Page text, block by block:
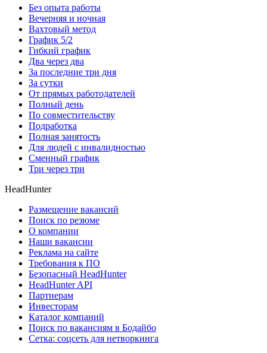
Без опыта работы
Вечерняя и ночная
Вахтовый метод
График 5/2
Гибкий график
Два через два
За последние три дня
За сутки
От прямых работодателей
Полный день
По совместительству
Подработка
Полная занятость
Для людей с инвалидностью
Сменный график
Три через три
HeadHunter
Размещение вакансий
Поиск по резюме
О компании
Наши вакансии
Реклама на сайте
Требования к ПО
Безопасный HeadHunter
HeadHunter API
Партнерам
Инвесторам
Каталог компаний
Поиск по вакансиям в Бодайбо
Сетка: соцсеть для нетворкинга